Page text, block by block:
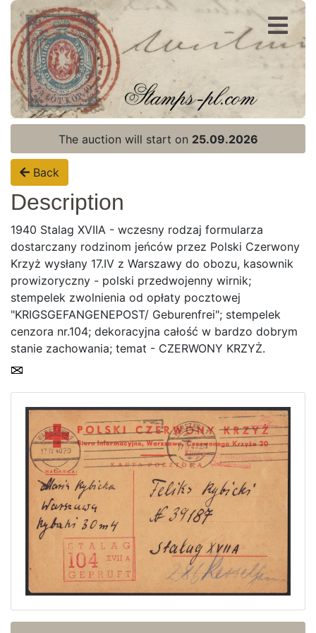
Register
Login
Home page
Current auction
Archive
Regulation
Contact
The auction will start on 25.09.2026
Back
Description
1940 Stalag XVIIA - wczesny rodzaj formularza
dostarczany rodzinom jeńców przez Polski Czerwony
Krzyż wysłany 17.IV z Warszawy do obozu, kasownik
prowizoryczny - polski przedwojenny wirnik;
stempelek zwolnienia od opłaty pocztowej
"KRIGSGEFANGENEPOST/ Geburenfrei"; stempelek
cenzora nr.104; dekoracyjna całość w bardzo dobrym
stanie zachowania; temat - CZERWONY KRZYŻ.